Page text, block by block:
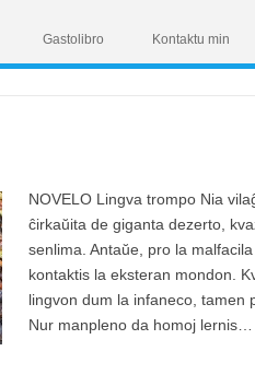
Gastolibro Kontaktu min
NOVELO Lingva trompo Nia
ĉirkaŭita de giganta dezerto,
senlima. Antaŭe, pro la
kontaktis la eksteran mondon.
lingvon dum la infaneco, tamen
Nur manpleno da homoj lernis…